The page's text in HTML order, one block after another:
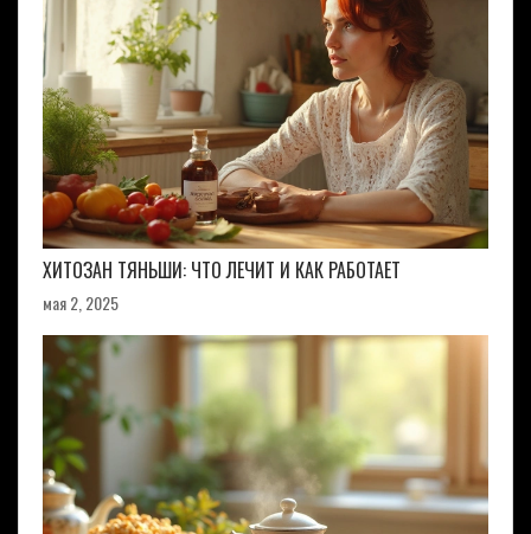
ХИТОЗАН ТЯНЬШИ: ЧТО ЛЕЧИТ И КАК РАБОТАЕТ
мая 2, 2025